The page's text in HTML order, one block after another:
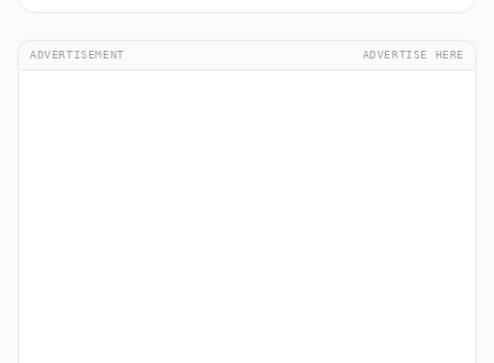
ADVERTISEMENT ADVERTISE HERE